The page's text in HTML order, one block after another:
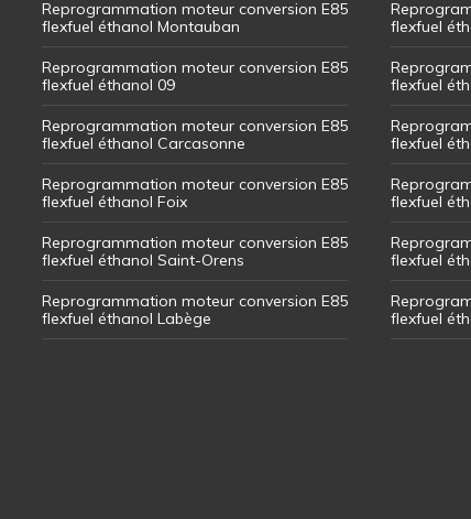
Reprogrammation moteur conversion E85
flexfuel éthanol Montauban
Reprogrammation moteur conversion E85
flexfuel éthanol 09
Reprogrammation moteur conversion E85
flexfuel éthanol Carcasonne
Reprogrammation moteur conversion E85
flexfuel éthanol Foix
Reprogrammation moteur conversion E85
flexfuel éthanol Saint-Orens
Reprogrammation moteur conversion E85
flexfuel éthanol Labège
flexfuel
flexfuel
flexfuel
flexfuel
flexfuel
flexfuel